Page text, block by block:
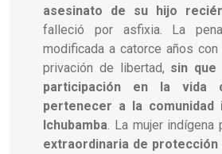
asesinato de su hijo
falleció por asfixia. La
modificada a catorce años
privación de libertad, sin
participación en la vida
pertenecer a la comunidad
Ichubamba. La mujer indígena
extraordinaria de protección